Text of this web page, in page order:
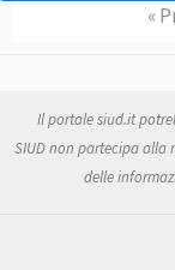
«
Il portale siud.it
SIUD non partecipa alla
delle